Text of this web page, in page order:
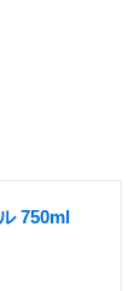
750ml